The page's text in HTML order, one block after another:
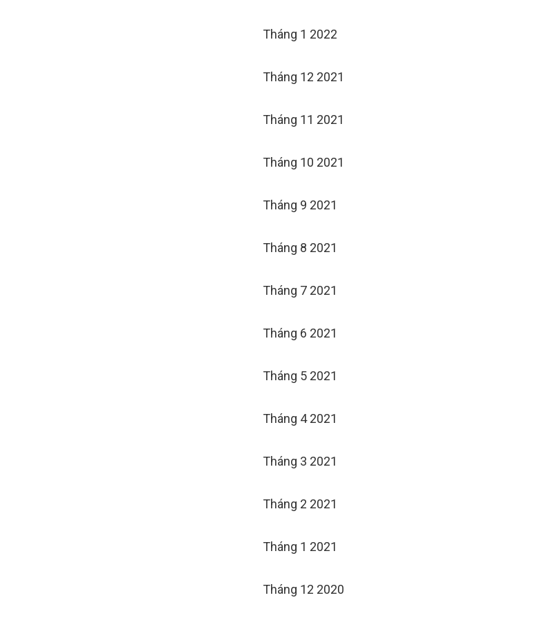
Tháng 1 2022
Tháng 12 2021
Tháng 11 2021
Tháng 10 2021
Tháng 9 2021
Tháng 8 2021
Tháng 7 2021
Tháng 6 2021
Tháng 5 2021
Tháng 4 2021
Tháng 3 2021
Tháng 2 2021
Tháng 1 2021
Tháng 12 2020